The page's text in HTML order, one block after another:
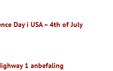
Day i USA – 4th of July
1 anbefaling